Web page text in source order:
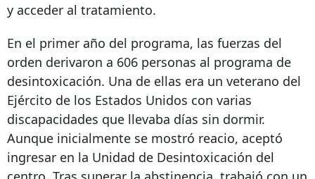
y acceder al tratamiento.
En el primer año del programa, las fuerzas del
orden derivaron a 606 personas al programa de
desintoxicación. Una de ellas era un veterano del
Ejército de los Estados Unidos con varias
discapacidades que llevaba días sin dormir.
Aunque inicialmente se mostró reacio, aceptó
ingresar en la Unidad de Desintoxicación del